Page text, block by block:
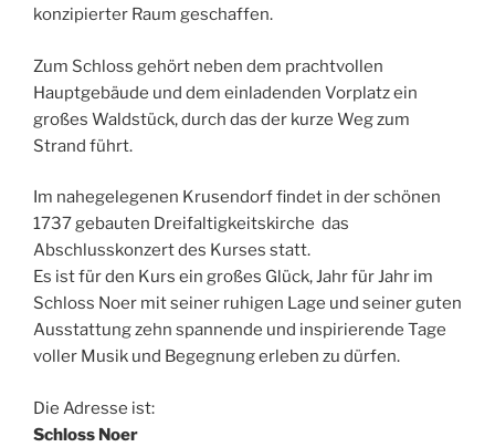
konzipierter Raum geschaffen.
Zum Schloss gehört neben dem prachtvollen
Hauptgebäude und dem einladenden Vorplatz ein
großes Waldstück, durch das der kurze Weg zum
Strand führt.
Im nahegelegenen Krusendorf findet in der schönen
1737 gebauten Dreifaltigkeitskirche das
Abschlusskonzert des Kurses statt.
Es ist für den Kurs ein großes Glück, Jahr für Jahr im
Schloss Noer mit seiner ruhigen Lage und seiner guten
Ausstattung zehn spannende und inspirierende Tage
voller Musik und Begegnung erleben zu dürfen.
Die Adresse ist:
Schloss Noer